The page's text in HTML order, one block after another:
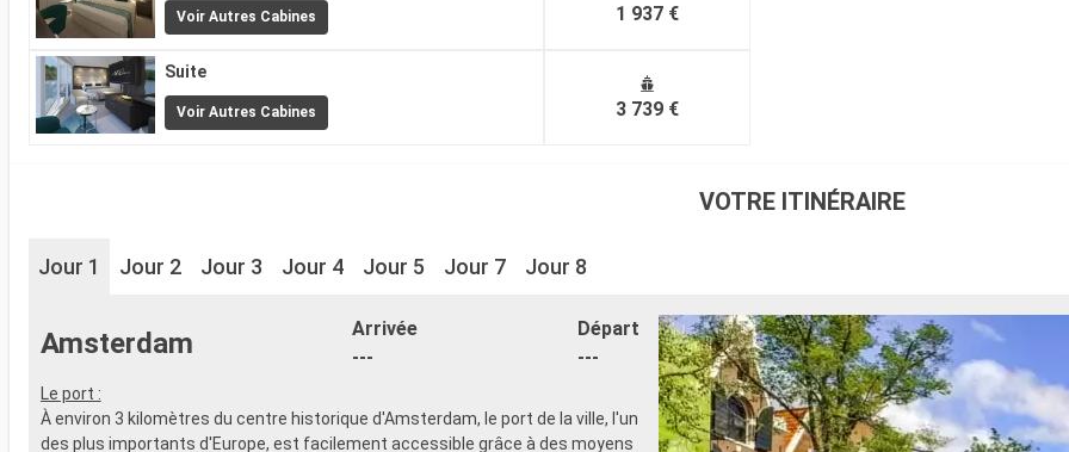
Voir Autres Cabines
Suite
Voir Autres Cabines
1 937 €
3 739 €
VOTRE ITINÉRAIRE
Jour 1 Jour 2 Jour 3 Jour 4 Jour 5 Jour 7 Jour 8
Amsterdam
Arrivée
---
Départ
---
Le port :
À environ 3 kilomètres du centre historique d'Amsterdam, le port de la ville, l'un
des plus importants d'Europe, est facilement accessible grâce à des moyens